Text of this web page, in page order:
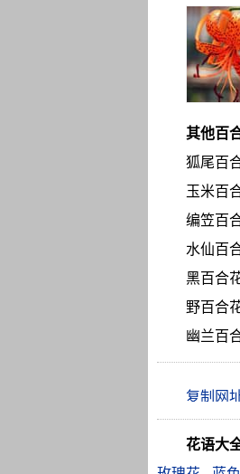
其他百
狐尾百
玉米百
编笠百
水仙百
黑百合
野百合
幽兰百
花语大